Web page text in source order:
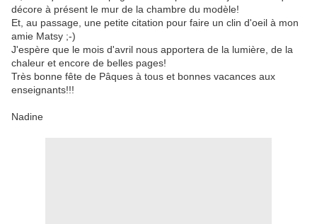
décore à présent le mur de la chambre du modèle!
Et, au passage, une petite citation pour faire un clin d'oeil à mon
amie Matsy ;-)
J'espère que le mois d'avril nous apportera de la lumière, de la
chaleur et encore de belles pages!
Très bonne fête de Pâques à tous et bonnes vacances aux
enseignants!!!
Nadine